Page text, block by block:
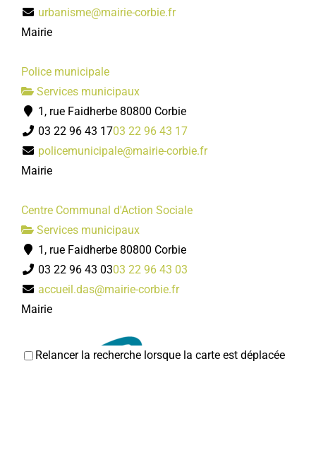
urbanisme@mairie-corbie.fr
Mairie
Police municipale
Services municipaux
1, rue Faidherbe 80800 Corbie
03 22 96 43 1703 22 96 43 17
policemunicipale@mairie-corbie.fr
Mairie
Centre Communal d'Action Sociale
Services municipaux
1, rue Faidherbe 80800 Corbie
03 22 96 43 0303 22 96 43 03
accueil.das@mairie-corbie.fr
Mairie
Relancer la recherche lorsque la carte est déplacée